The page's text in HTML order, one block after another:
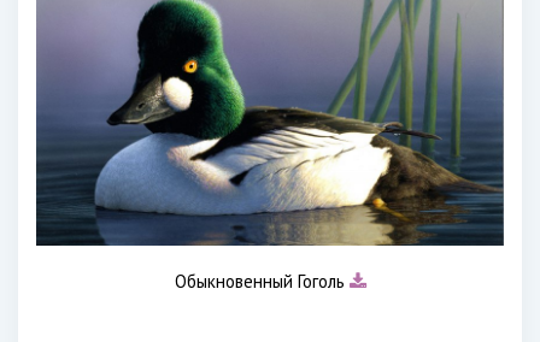
Обыкновенный Гоголь